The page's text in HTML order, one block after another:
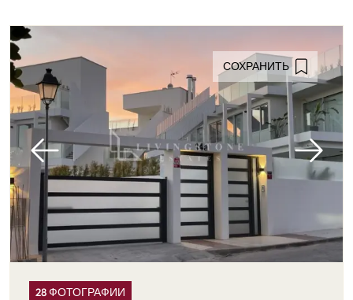
СОХРАНИТЬ
28 ФОТОГРАФИИ